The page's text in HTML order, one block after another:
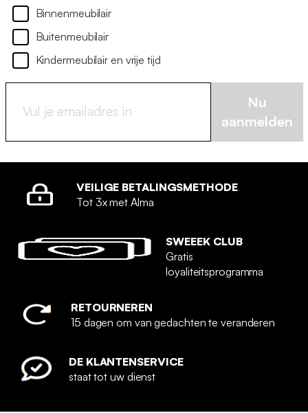
Binnenmeubilair
Buitenmeubilair
Kindermeubilair en vrije tijd
Nu
aanmelden
VEILIGE BETALINGSMETHODE
Tot 3x met Alma
SWEEEK CLUB
Gratis
loyaliteitsprogramma
RETOURNEREN
15 dagen om van gedachten te veranderen
DE KLANTENSERVICE
staat tot uw dienst